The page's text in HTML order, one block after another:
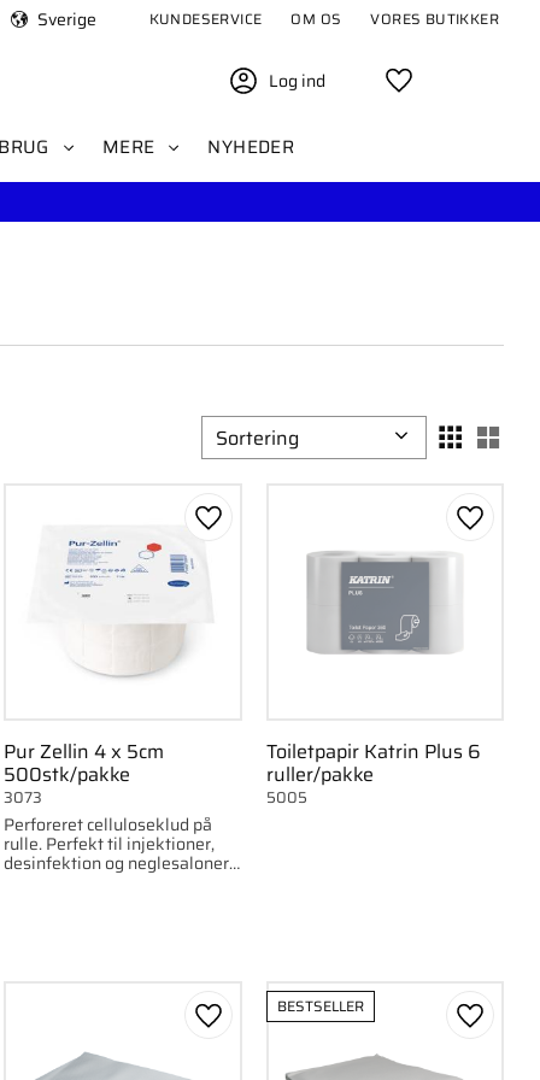
Sverige KUNDESERVICE OM OS VORES BUTIKKER
Log ind
MERE NYHEDER
Vælg sorteringsmetode
favorit
Pur Zellin 4 x 5cm
500stk/pakke
Perforeret celluloseklud på
rulle. Perfekt til injektioner,
desinfektion og neglesaloner.
3073
Gem som favorit
Toiletpapir Katrin Plus 6
ruller/pakke
5005
Gem
Gem som favorit
BESTSELLER
Gem